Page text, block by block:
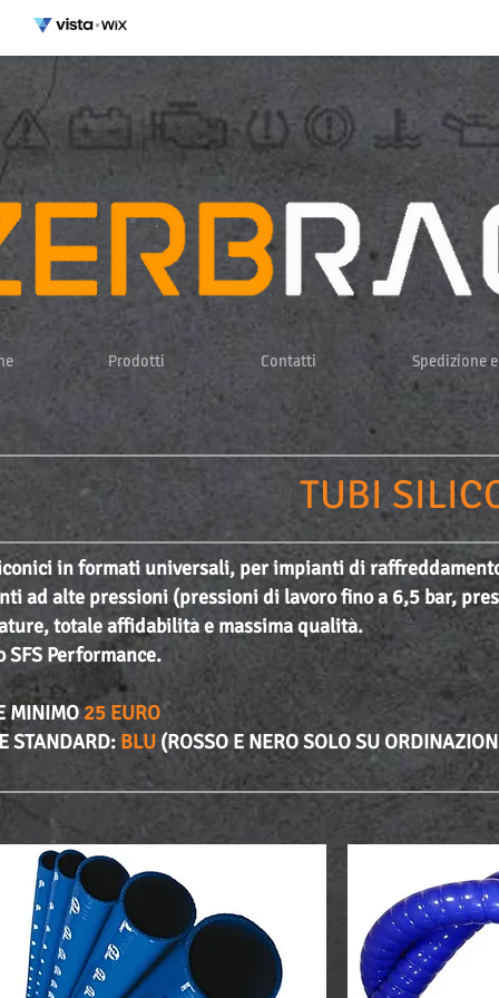
Prodotti Contatti Spedizione
TUBI
in formati universali, per impianti di
ad alte pressioni (pressioni di lavoro fino a 6,5 bar,
totale affidabilità e massima qualità.
SFS Performance.
MINIMO25 EURO
STANDARD: BLU (ROSSO E NERO SOLO SU